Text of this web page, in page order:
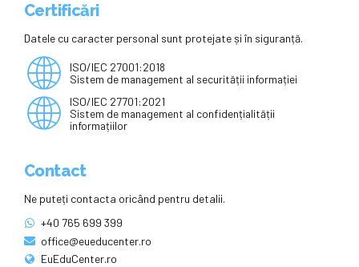
Certificări
Datele cu caracter personal sunt protejate și în siguranță.
ISO/IEC 27001:2018
Sistem de management al securității informației
ISO/IEC 27701:2021
Sistem de management al confidențialității
informațiilor
Contact
Ne puteți contacta oricând pentru detalii.
+40 765 699 399
office@eueducenter.ro
EuEduCenter.ro